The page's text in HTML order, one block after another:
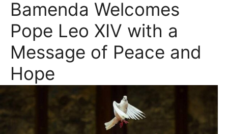
Bamenda Welcomes
Pope Leo XIV with a
Message of Peace and
Hope